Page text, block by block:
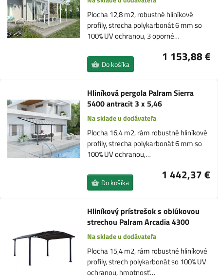
Plocha 12,8 m2, robustné hliníkové
profily, strecha polykarbonát 6 mm so
100% UV ochranou, 3 oporné…
1 153,88 €
Do košíka
Hliníková pergola Palram Sierra
5400 antracit 3 x 5,46
Na sklade u dodávateľa
Plocha 16,4 m2, rám robustné hliníkové
profily, strecha polykarbonát 6 mm so
100% UV ochranou,…
1 442,37 €
Do košíka
Hliníkový prístrešok s oblúkovou
strechou Palram Arcadia 4300
Na sklade u dodávateľa
Plocha 15,4 m2, rám robustné hliníkové
profily, strech polykarbonát so 100% UV
ochranou, hmotnosť…